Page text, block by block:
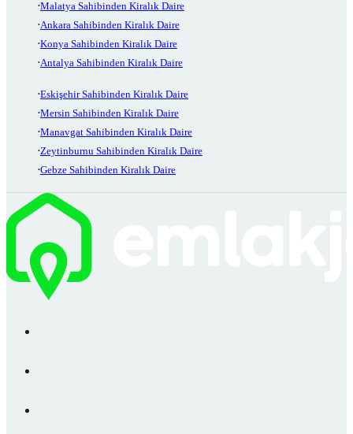
Malatya Sahibinden Kiralık Daire
Ankara Sahibinden Kiralık Daire
Konya Sahibinden Kiralık Daire
Antalya Sahibinden Kiralık Daire
Eskişehir Sahibinden Kiralık Daire
Mersin Sahibinden Kiralık Daire
Manavgat Sahibinden Kiralık Daire
Zeytinburnu Sahibinden Kiralık Daire
Gebze Sahibinden Kiralık Daire